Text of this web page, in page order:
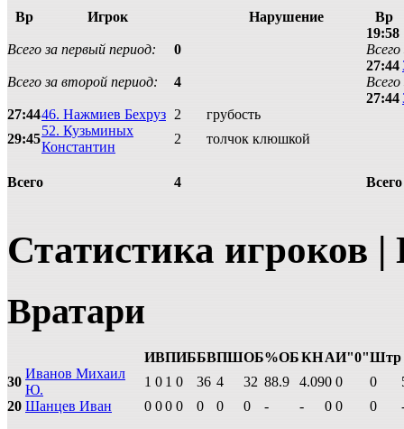
Вр Игрок Нарушение
Вр
19:58
Всего за первый период:
0
27:44
Всего за второй период:
4
27:44
27:4446. Нажмиев Бехруз 2
грубость
29:45
52. Кузьминых
Константин
2 толчок клюшкой
Всего 4 Всего
Статистика игроков |
Вратари
ИВПИББВПШОБ%ОБКНАИ"0"Штр
30
Иванов Михаил
Ю.
1 0 1 0 36 4 32 88.9 4.090 0 0
20 Шанцев Иван 0 00 0 0 0 0 - - 0 0 0